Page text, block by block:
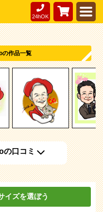
24hOK
の作品一覧
の口コミ
イズを選ぼう